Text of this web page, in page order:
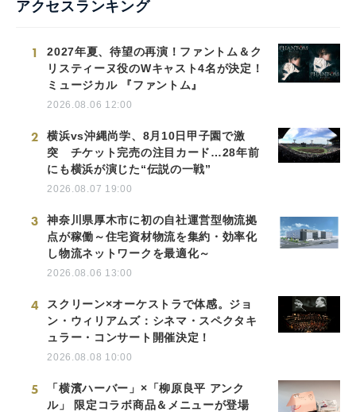
アクセスランキング
1
2027年夏、待望の再演！ファントム＆ク
リスティーヌ役のWキャスト4名が決定！
ミュージカル 『ファントム』
2026.08.06 12:00
2
横浜vs沖縄尚学、8月10日甲子園で激
突 チケット完売の注目カード…28年前
にも横浜が演じた“伝説の一戦”
2026.08.07 19:00
3
神奈川県厚木市に初の自社運営型物流拠
点が稼働～住宅資材物流を集約・効率化
し物流ネットワークを最適化～
2026.08.06 13:00
4
スクリーン×オーケストラで体感。ジョ
ン・ウィリアムズ：シネマ・スペクタキ
ュラー・コンサート開催決定！
2026.08.08 10:00
5
「横濱ハーバー」×「柳原良平 アンク
ル」 限定コラボ商品＆メニューが登場